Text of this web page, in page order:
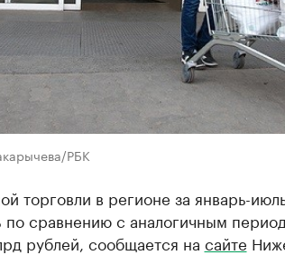
РБК
торговли в регионе за январь-
по сравнению с аналогичным
рублей, сообщается на сайте